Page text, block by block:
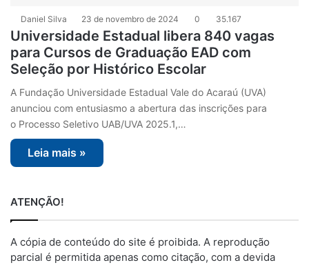
Daniel Silva 23 de novembro de 2024 0 35.167
Universidade Estadual libera 840 vagas
para Cursos de Graduação EAD com
Seleção por Histórico Escolar
A Fundação Universidade Estadual Vale do Acaraú (UVA)
anunciou com entusiasmo a abertura das inscrições para
o Processo Seletivo UAB/UVA 2025.1,…
Leia mais »
ATENÇÃO!
A cópia de conteúdo do site é proibida. A reprodução
parcial é permitida apenas como citação, com a devida